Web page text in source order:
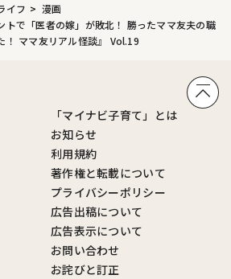
イフ
漫画
トで「医者の嫁」が敗北！ 勝ったママ友夫の職
！ ママ友リアル怪談』 Vol.19
「マイナビ子育て」とは
お知らせ
利用規約
著作権と転載について
プライバシーポリシー
広告出稿について
広告表示について
お問い合わせ
お詫びと訂正